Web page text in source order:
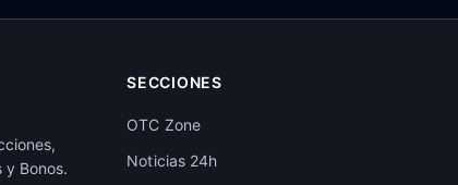
y Bonos.
SECCIONES
OTC Zone
Noticias 24h